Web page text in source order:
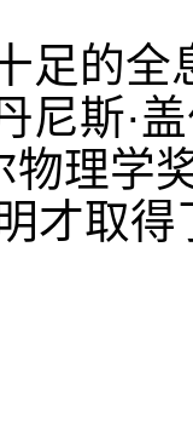
足的全
尼斯·
物理学
才取